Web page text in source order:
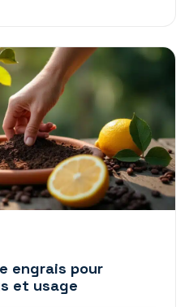
engrais pour
et usage